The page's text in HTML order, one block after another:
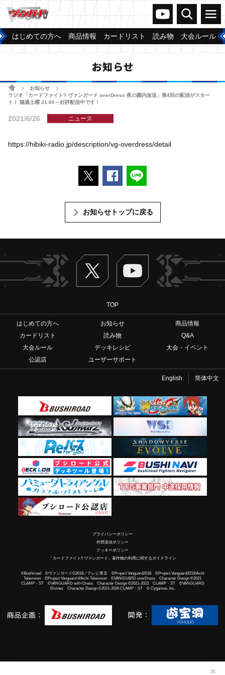
✕
ヴァンガードch
検索 メニュー
はじめての方へ 商品情報 カードリスト 読み物 大会ルール
お知らせ
ホームお知らせ
ラジオ「カードファイト!! ヴァンガード overDress 夜の園内放送」第4回の配信がスター
ト！ 隔週土曜 21:00～好評配信中です！
2021/6/26 ニュース
https://hibiki-radio.jp/description/vg-overdress/detail
ポストするFacebookでシェアする
お知らせトップに戻る
Twitter ヴァンガードch
TOP
はじめての方へ お知らせ
商品情報
カードリスト
読み物
Q&A
大会ルール
デッキレシピ
大会・イベント
公認店
ユーザーサポート
English 简体中文
プライバシーポリシー
外部送信ポリシー
クッキーポリシー
「カードファイト!! ヴァンガード」著作物の利用に関するガイドライン
©Bushiroad ©ヴァンガードG2016／テレビ東京 ©Project Vanguard2018 ©Project Vanguard2019/Aichi
Television ©Project Vanguard if/Aichi Television ©VANGUARD overDress Character Design ©2021
CLAMP・ST ©VANGUARD will+Dress Character Design ©2021-2023 CLAMP・ST ©VANGUARD
Divinez Character Design ©2021-2026 CLAMP・ST © Cygames, Inc.